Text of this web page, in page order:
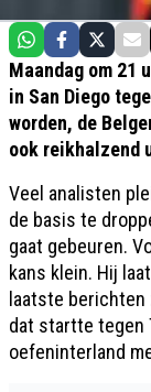
Maandag om 21
in San Diego
worden, de
ook reikhalzend
Veel analisten
de basis te
gaat gebeuren.
kans klein. Hij
laatste berichten
dat startte tegen
oefeninterland